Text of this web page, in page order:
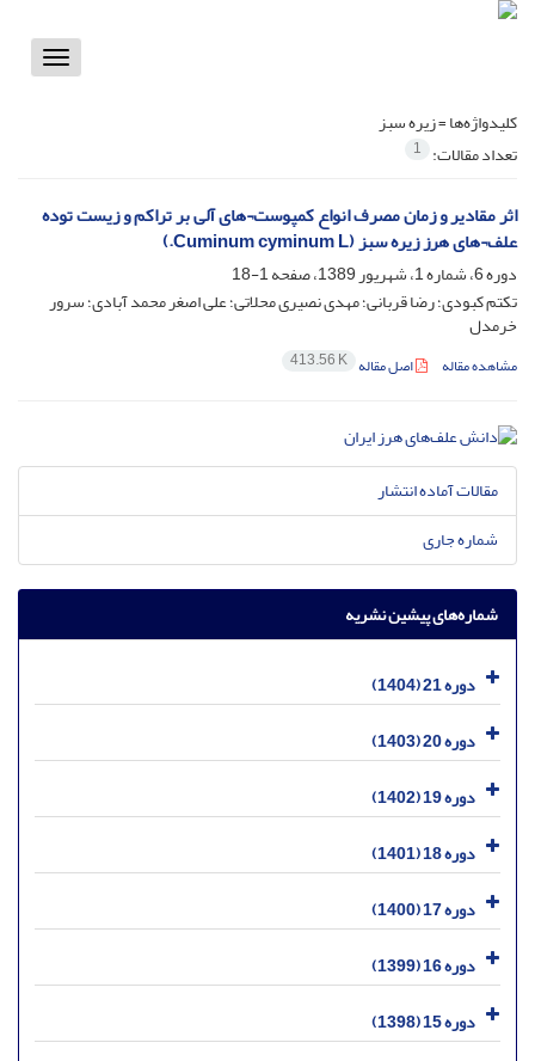
Toggle
کلیدواژه‌ها =زیره سبز
تعداد مقالات: 1
اثر مقادیر و زمان مصرف انواع کمپوست¬های آلی بر تراکم و زیست توده
علف¬های هرز زیره سبز (Cuminum cyminum L.)
دوره 6، شماره 1، شهریور 1389، صفحه
1-18
تکتم کبودی؛ رضا قربانی؛ مهدی نصیری محلاتی؛ علی اصغر محمد آبادی؛ سرور
خرمدل
مشاهده مقاله اصل مقاله 413.56 K
مقالات آماده انتشار
شماره جاری
شماره‌های پیشین نشریه
دوره 21 (1404)
دوره 20 (1403)
دوره 19 (1402)
دوره 18 (1401)
دوره 17 (1400)
دوره 16 (1399)
دوره 15 (1398)